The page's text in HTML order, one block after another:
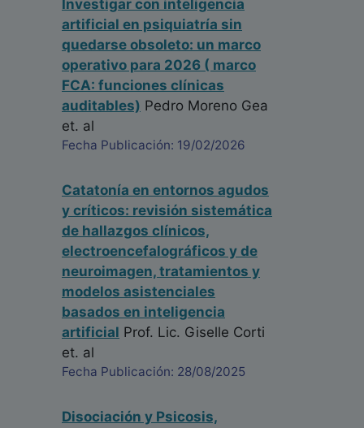
Investigar con inteligencia
artificial en psiquiatría sin
quedarse obsoleto: un marco
operativo para 2026 ( marco
FCA: funciones clínicas
auditables) Pedro Moreno Gea
et. al
Fecha Publicación: 19/02/2026
Catatonía en entornos agudos
y críticos: revisión sistemática
de hallazgos clínicos,
electroencefalográficos y de
neuroimagen, tratamientos y
modelos asistenciales
basados en inteligencia
artificial Prof. Lic. Giselle Corti
et. al
Fecha Publicación: 28/08/2025
Disociación y Psicosis,